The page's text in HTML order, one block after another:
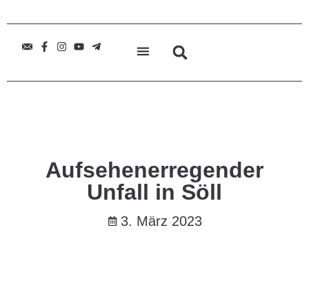
Aufsehenerregender
Unfall in Söll
3. März 2023